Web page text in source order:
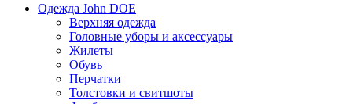
Одежда John DOE
Верхняя одежда
Головные уборы и аксессуары
Жилеты
Обувь
Перчатки
Толстовки и свитшоты